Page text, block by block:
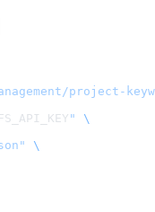
project-
"
\
\